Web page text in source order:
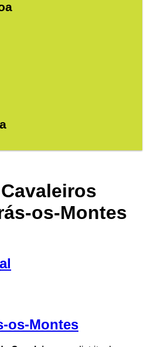
os-Montes
os-Montes